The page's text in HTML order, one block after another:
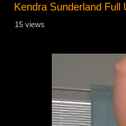
Kendra Sunderland
15 views